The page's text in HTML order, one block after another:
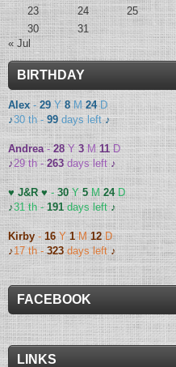
23
24 25
30
31
« Jul
BIRTHDAY
Alex-29Y8M24D
♪30 th -99days left♪
Andrea-28Y3M11D
♪29 th -263days left♪
♥ J&R ♥-30 Y5M24D
♪31 th -191days left♪
Kirby-16 Y1M12 D
♪17 th -323days left♪
FACEBOOK
LINKS